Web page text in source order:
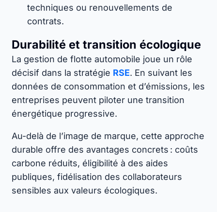
techniques ou renouvellements de
contrats.
Durabilité et transition écologique
La gestion de flotte automobile joue un rôle
décisif dans la stratégie RSE. En suivant les
données de consommation et d’émissions, les
entreprises peuvent piloter une transition
énergétique progressive.
Au-delà de l’image de marque, cette approche
durable offre des avantages concrets : coûts
carbone réduits, éligibilité à des aides
publiques, fidélisation des collaborateurs
sensibles aux valeurs écologiques.